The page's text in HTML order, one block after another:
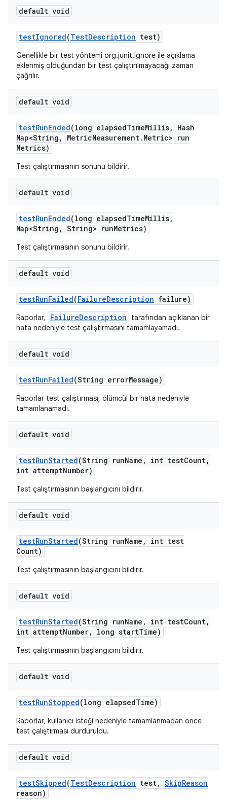
default void
testIgnored(TestDescription test)
Genellikle bir test yöntemi org.junit.Ignore ile açıklama
eklenmiş olduğundan bir test çalıştırılmayacağı zaman
çağrılır.
default void
testRunEnded(long elapsedTimeMillis,
Hash
Map<String , MetricMeasurement. Metric> run
Metrics)
Test çalıştırmasının sonunu bildirir.
default void
testRunEnded(long elapsedTimeMillis,
Map<String , String> runMetrics)
Test çalıştırmasının sonunu bildirir.
default void
testRunFailed(FailureDescription failure)
Raporlar, FailureDescription
tarafından açıklanan bir
hata nedeniyle test çalıştırmasını tamamlayamadı.
default void
testRunFailed(String errorMessage)
Raporlar test çalıştırması, ölümcül bir hata nedeniyle
tamamlanamadı.
default void
testRunStarted(String runName , int testCount,
int attemptNumber)
Test çalıştırmasının başlangıcını bildirir.
default void
testRunStarted(String runName ,
int test
Count)
Test çalıştırmasının başlangıcını bildirir.
default void
testRunStarted(String runName , int testCount,
int attemptNumber, long startTime)
Test çalıştırmasının başlangıcını bildirir.
default void
testRunStopped(long elapsedTime)
Raporlar, kullanıcı isteği nedeniyle tamamlanmadan önce
test çalıştırması durduruldu.
default void
testSkipped(TestDescription test, SkipReason
reason)